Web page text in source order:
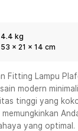
20:00), Sabtu -
- Minggu/ Libur
- Minggu/ Libur
4.4 kg
53 x 21 x 14 cm
Fitting Lampu
modern
tinggi yang
yang optimal.